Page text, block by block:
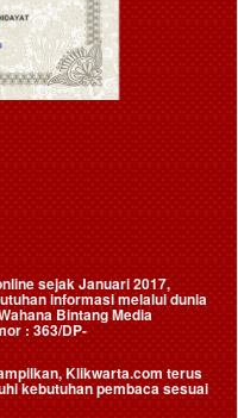
sejak Januari 2017,
informasi melalui dunia
Bintang Media
: 363/DP-
Klikwarta.com terus
kebutuhan pembaca sesuai